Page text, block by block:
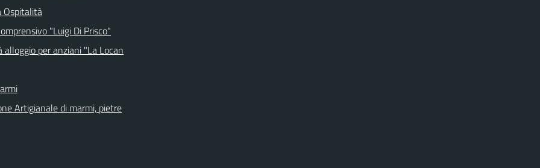
Ospitalità
"Luigi Di Prisco"
alloggio per anziani "La Locan
Artigianale di marmi, pietre